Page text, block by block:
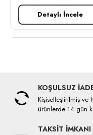
Detaylı İncele
KOŞULSUZ
Kişiselleştirilmiş ve
ürünlerde 14 gün
TAKSİT İMKANI